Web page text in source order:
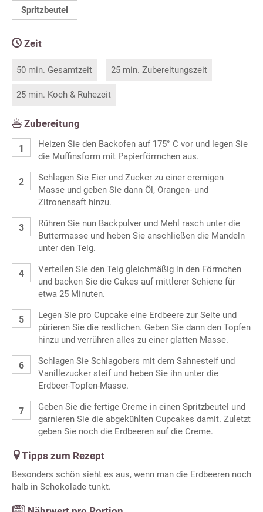
Spritzbeutel
Zeit
50 min. Gesamtzeit 25 min. Zubereitungszeit
25 min. Koch & Ruhezeit
Zubereitung
Heizen Sie den Backofen auf 175° C vor und legen Sie
die Muffinsform mit Papierförmchen aus.
Schlagen Sie Eier und Zucker zu einer cremigen
Masse und geben Sie dann Öl, Orangen- und
Zitronensaft hinzu.
Rühren Sie nun Backpulver und Mehl rasch unter die
Buttermasse und heben Sie anschließen die Mandeln
unter den Teig.
Verteilen Sie den Teig gleichmäßig in den Förmchen
und backen Sie die Cakes auf mittlerer Schiene für
etwa 25 Minuten.
Legen Sie pro Cupcake eine Erdbeere zur Seite und
pürieren Sie die restlichen. Geben Sie dann den Topfen
hinzu und verrühren alles zu einer glatten Masse.
Schlagen Sie Schlagobers mit dem Sahnesteif und
Vanillezucker steif und heben Sie ihn unter die
Erdbeer-Topfen-Masse.
Geben Sie die fertige Creme in einen Spritzbeutel und
garnieren Sie die abgekühlten Cupcakes damit. Zuletzt
geben Sie noch die Erdbeeren auf die Creme.
Tipps zum Rezept
Besonders schön sieht es aus, wenn man die Erdbeeren noch
halb in Schokolade tunkt.